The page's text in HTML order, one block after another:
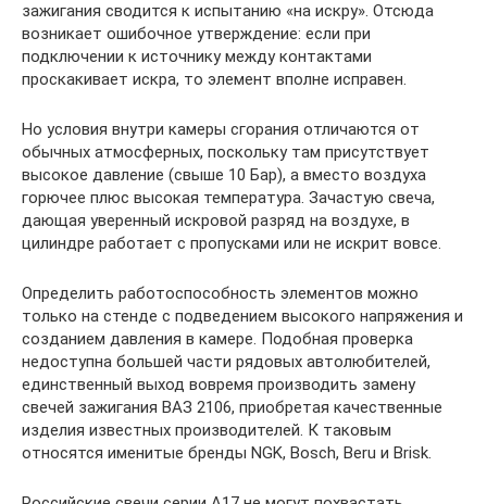
зажигания сводится к испытанию «на искру». Отсюда
возникает ошибочное утверждение: если при
подключении к источнику между контактами
проскакивает искра, то элемент вполне исправен.
Но условия внутри камеры сгорания отличаются от
обычных атмосферных, поскольку там присутствует
высокое давление (свыше 10 Бар), а вместо воздуха
горючее плюс высокая температура. Зачастую свеча,
дающая уверенный искровой разряд на воздухе, в
цилиндре работает с пропусками или не искрит вовсе.
Определить работоспособность элементов можно
только на стенде с подведением высокого напряжения и
созданием давления в камере. Подобная проверка
недоступна большей части рядовых автолюбителей,
единственный выход вовремя производить замену
свечей зажигания ВАЗ 2106, приобретая качественные
изделия известных производителей. К таковым
относятся именитые бренды NGK, Bosch, Beru и Brisk.